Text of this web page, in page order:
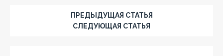
ПРЕДЫДУЩАЯ СТАТЬЯ
СЛЕДУЮЩАЯ СТАТЬЯ